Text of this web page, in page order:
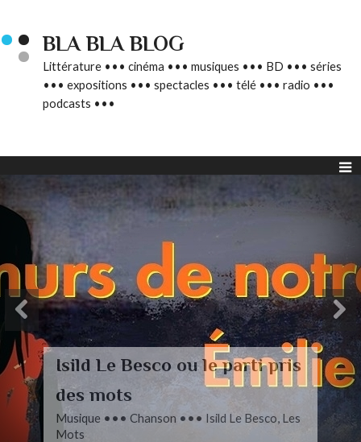
BLA BLA BLOG
Littérature ••• cinéma ••• musiques ••• BD ••• séries
••• expositions ••• spectacles ••• télé ••• radio •••
podcasts •••
L’autre Mendelssohn
Musique ••• Classique ••• Fanny
Mendelssohn, Das Jahr